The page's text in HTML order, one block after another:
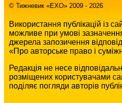
© Тижневик «EХO» 2009 - 2026
Використання публікацій із
можливе при умові
джерела запозичення
«Про авторське право і
Редакція не несе
розміщених користувачами
поділяє погляди авторів